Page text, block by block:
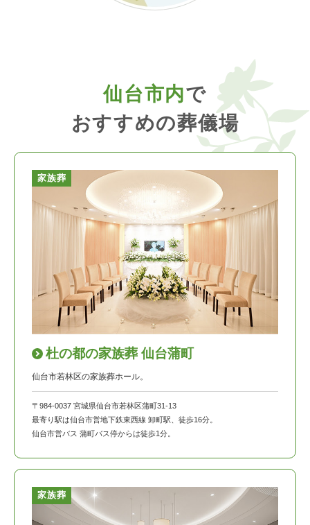
仙台市内で
おすすめの葬儀場
家族葬
杜の都の家族葬 仙台蒲町
仙台市若林区の家族葬ホール。
〒984-0037 宮城県仙台市若林区蒲町31-13
最寄り駅は仙台市営地下鉄東西線 卸町駅、徒歩16分。
仙台市営バス 蒲町バス停からは徒歩1分。
家族葬